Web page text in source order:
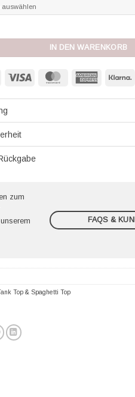
true navy Menge
IN DEN WARENKORB
Visa MasterCard American
zum
FAQS &
Top & Spaghetti Top